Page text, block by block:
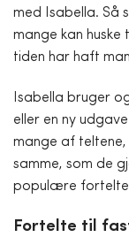
med Isabella. Så
mange kan
tiden har haft
Isabella bruger
eller en ny
mange af
samme, som de
populære fortelte
Fortelte til